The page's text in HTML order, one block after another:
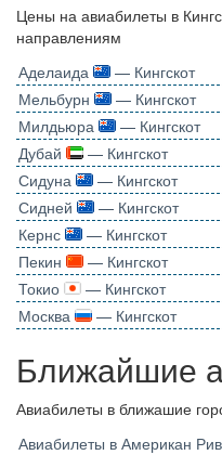
Цены на авиабилеты в
направлениям
Аделаида
— Кингскот
Мельбурн
— Кингскот
Милдьюра
— Кингскот
Дубай
— Кингскот
Сидуна
— Кингскот
Сидней
— Кингскот
Кернс
— Кингскот
Пекин
— Кингскот
Токио
— Кингскот
Москва
— Кингскот
Ближайшие
Авиабилеты в ближашие
Авиабилеты в Американ